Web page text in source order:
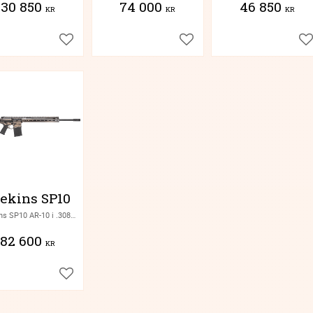
30 850 KR
Lägg till i favoriter
74 000 KR
Lägg till i favoriter
46 850 KR
SP10
82 600 KR
Lägg till i favoriter